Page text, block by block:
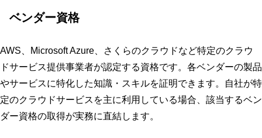
ベンダー資格
AWS、Microsoft Azure、さくらのクラウドなど特定のクラウ
ドサービス提供事業者が認定する資格です。各ベンダーの製品
やサービスに特化した知識・スキルを証明できます。自社が特
定のクラウドサービスを主に利用している場合、該当するベン
ダー資格の取得が実務に直結します。